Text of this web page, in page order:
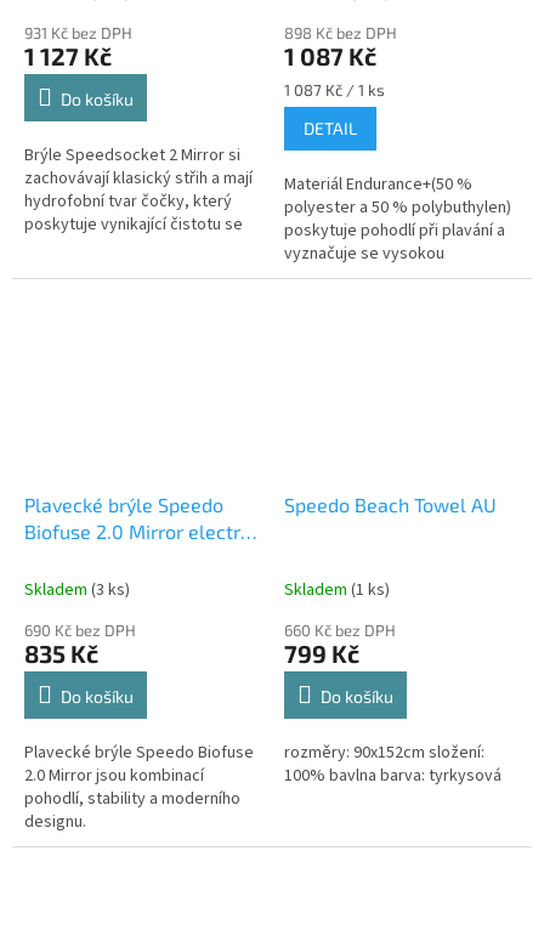
931 Kč bez DPH
1 127 Kč
Do košíku
Brýle Speedsocket 2 Mirror si
zachovávají klasický střih a mají
hydrofobní tvar čočky, který
poskytuje vynikající čistotu se
898 Kč bez DPH
1 087 Kč
Měrná
cena:
1 087 Kč / 1 ks
DETAIL
Materiál Endurance+(50 %
polyester a 50 % polybuthylen)
poskytuje pohodlí při plavání a
vyznačuje se vysokou
odolností. Je 100% odolný vůči
Plavecké brýle Speedo
Biofuse 2.0 Mirror electric
Skladem (3 ks)
690 Kč bez DPH
835 Kč
Do košíku
Plavecké brýle Speedo Biofuse
2.0 Mirror jsou kombinací
pohodlí, stability a moderního
designu.
Speedo Beach Towel AU
Skladem (1 ks)
660 Kč bez DPH
799 Kč
Do košíku
rozměry: 90x152cm složení:
100% bavlna barva: tyrkysová